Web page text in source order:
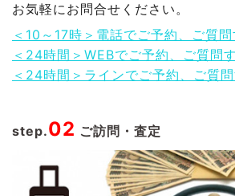
お気軽にお問合せください。
＜10～17時＞電話でご予約、ご質問
＜24時間＞WEBでご予約、ご質問
＜24時間＞ラインでご予約、ご質
step.02 ご訪問・査定